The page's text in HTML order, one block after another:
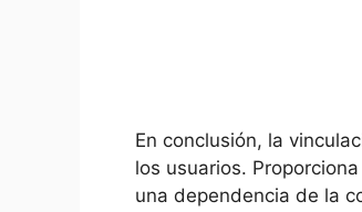
En conclusión, la
los usuarios.
una dependencia de la